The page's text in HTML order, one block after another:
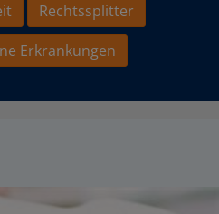
Rechtssplitter
Erkrankungen